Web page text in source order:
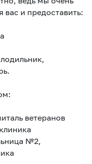
вас и предоставить:
ветеранов
№2,